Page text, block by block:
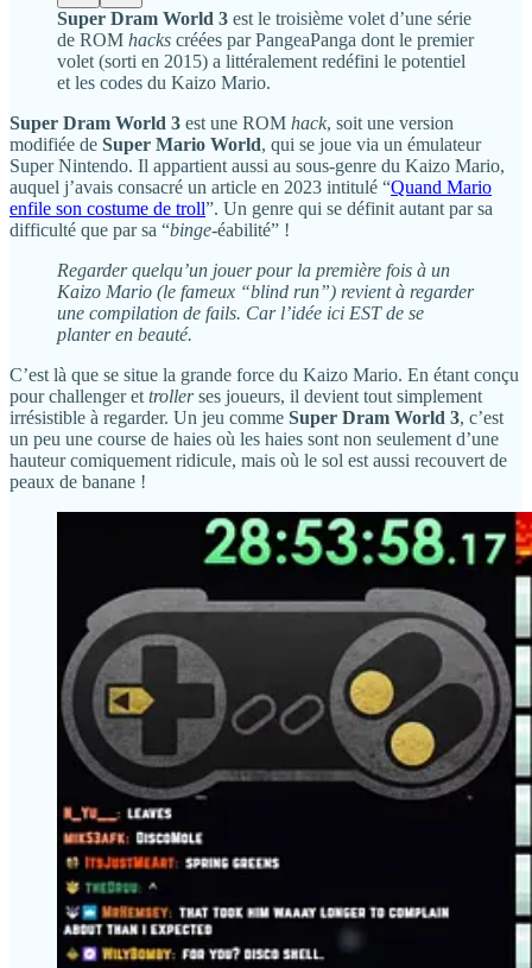
Super Dram World 3 est le troisième volet d’une série
de ROM hacks créées par PangeaPanga dont le premier
volet (sorti en 2015) a littéralement redéfini le potentiel
et les codes du Kaizo Mario.
Super Dram World 3 est une ROM hack, soit une version
modifiée de Super Mario World, qui se joue via un émulateur
Super Nintendo. Il appartient aussi au sous-genre du Kaizo Mario,
auquel j’avais consacré un article en 2023 intitulé “Quand Mario
enfile son costume de troll”. Un genre qui se définit autant par sa
difficulté que par sa “binge-éabilité” !
Regarder quelqu’un jouer pour la première fois à un
Kaizo Mario (le fameux “blind run”) revient à regarder
une compilation de fails. Car l’idée ici EST de se
planter en beauté.
C’est là que se situe la grande force du Kaizo Mario. En étant conçu
pour challenger et trollerses joueurs, il devient tout simplement
irrésistible à regarder. Un jeu comme Super Dram World 3, c’est
un peu une course de haies où les haies sont non seulement d’une
hauteur comiquement ridicule, mais où le sol est aussi recouvert de
peaux de banane !